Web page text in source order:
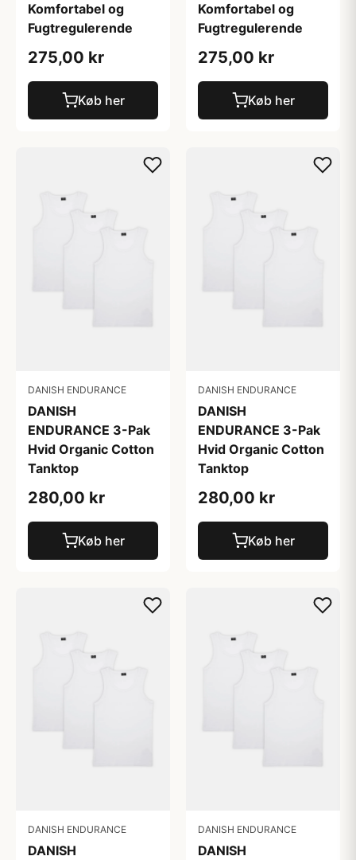
Komfortabel og
Fugtregulerende
275,00 kr
Køb her
Komfortabel og
Fugtregulerende
275,00 kr
Køb her
DANISH ENDURANCE
DANISH
ENDURANCE 3-Pak
Hvid Organic Cotton
Tanktop
280,00 kr
Køb her
DANISH ENDURANCE
DANISH
ENDURANCE 3-Pak
Hvid Organic Cotton
Tanktop
280,00 kr
Køb her
DANISH ENDURANCE
DANISH
DANISH ENDURANCE
DANISH